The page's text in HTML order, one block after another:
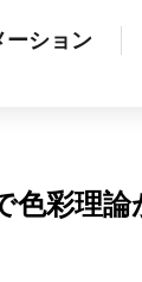
ーション
色彩理